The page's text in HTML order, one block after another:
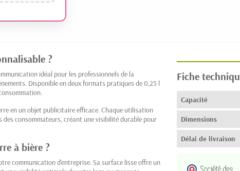
?
idéal pour les professionnels de la
Disponible en deux formats pratiques de 0,25 l
en un objet publicitaire efficace. Chaque utilisation
consommateurs, créant une visibilité durable pour
à bière ?
communication d'entreprise. Sa surface lisse offre un
Fiche
Capacité
Dimensions
Délai de livraison